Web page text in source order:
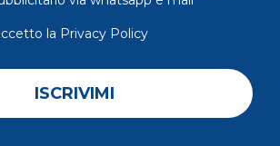
la Privacy Policy
ISCRIVIMI